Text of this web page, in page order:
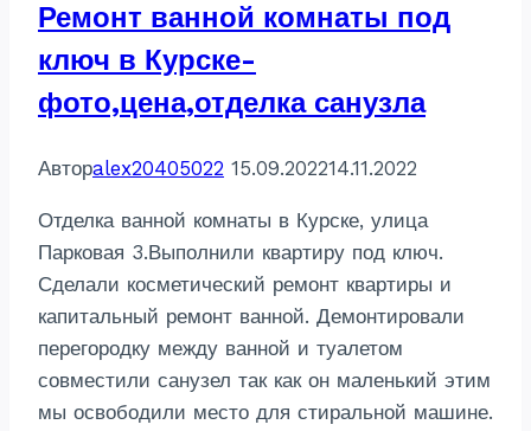
ремонт
Ремонт ванной комнаты под
ключ в Курске-
фото,цена,отделка санузла
Авторalex20405022 15.09.202214.11.2022
Отделка ванной комнаты в Курске, улица
Парковая 3.Выполнили квартиру под ключ.
Сделали косметический ремонт квартиры и
капитальный ремонт ванной. Демонтировали
перегородку между ванной и туалетом
совместили санузел так как он маленький этим
мы освободили место для стиральной машине.